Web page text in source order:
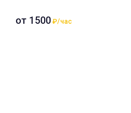
от 1500₽/час